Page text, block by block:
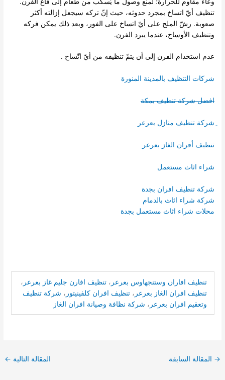
تنظيف أيّ اتساخ بمجرد حدوثه، حيث إنّ تركه سيجعل إزالته أكثر
صعوبة. رشّ الملح على أيّ اتساخ على الفور، وبعد ذلك يمكن فركه
وتنظيف الأوساخ، عندما يبرد الفرن.
عدم استخدام الفرن إلى أن يتمّ تنظيفه من أيّ اتّساخ .
شركات التنظيف بالمدينة المنورة
افضل شركة تنظيف بمكة
ِشركة تنظيف منازل بعرعر
تنظيف أفران الغاز بعرعر
شراء اثاث مستعمل
شركة تنظيف افران بجدة
شركة شراء اثاث بالدمام
محلات شراء اثاث مستعمل بجدة
تنظيف افاران وستنجهاوس بعرعر ، تنظيف افارن جليم غاز بعرعر ،
تنظيف افران الغاز بعرعر ، تنظيف افران كلفينيتور ، شركة تنظيف
وتعقيم افران بعرعر ، شركة نظافة وصيانة افران الغاز
→ المقالة السابقة المقالة التالية ←